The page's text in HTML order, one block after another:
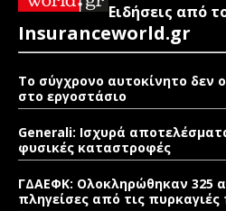
Ειδήσεις από
Insuranceworld.gr
Το σύγχρονο αυτοκίνητο δεν
στο εργοστάσιο
Generali: Ισχυρά
φυσικές καταστροφές
ΓΔΑΕΦΚ: Ολοκληρώθηκαν 325
πληγείσες από τις πυρκαγιές